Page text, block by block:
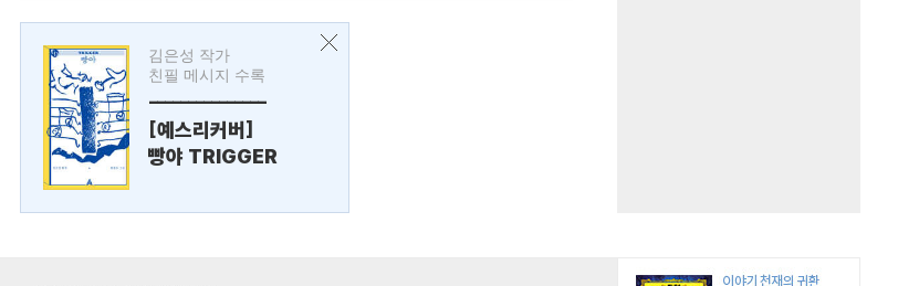
김은성 작가
친필 메시지 수록
---------------
[예스리커버]
빵야 TRIGGER